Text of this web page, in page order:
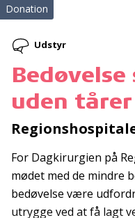
Donation
Udstyr
uden tårer
For Dagkirurgien på
mødet med de mindre
bedøvelse være
utrygge ved at få lagt
Tilmeld